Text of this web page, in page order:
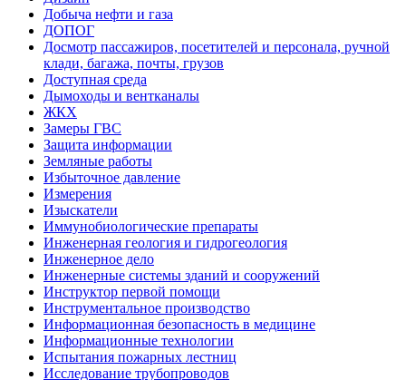
Добыча нефти и газа
ДОПОГ
Досмотр пассажиров, посетителей и персонала, ручной
клади, багажа, почты, грузов
Доступная среда
Дымоходы и вентканалы
ЖКХ
Замеры ГВС
Защита информации
Земляные работы
Избыточное давление
Измерения
Изыскатели
Иммунобиологические препараты
Инженерная геология и гидрогеология
Инженерное дело
Инженерные системы зданий и сооружений
Инструктор первой помощи
Инструментальное производство
Информационная безопасность в медицине
Информационные технологии
Испытания пожарных лестниц
Исследование трубопроводов